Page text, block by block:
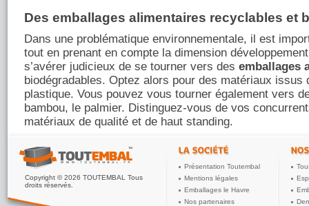
Des emballages alimentaires recyclables et
Dans une problématique environnementale, il est
tout en prenant en compte la dimension
s’avérer judicieux de se tourner vers des emballages
biodégradables. Optez alors pour des matériaux
plastique. Vous pouvez vous tourner également vers
bambou, le palmier. Distinguez-vous de vos
matériaux de qualité et de haut standing.
Copyright © 2026 TOUTEMBAL Tous
droits réservés.
Présentation Toutembal
Mentions légales
Emballages le Havre
Nos partenaires